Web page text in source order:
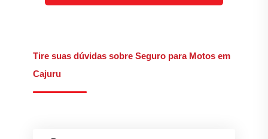
Tire suas dúvidas sobre Seguro para Motos em
Cajuru